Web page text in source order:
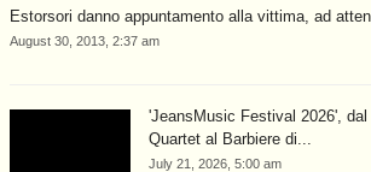
Estorsori danno appuntamento alla vittima, ad
August 30, 2013, 2:37 am
'JeansMusic Festival 2026',
Quartet al Barbiere di...
July 21, 2026, 5:00 am